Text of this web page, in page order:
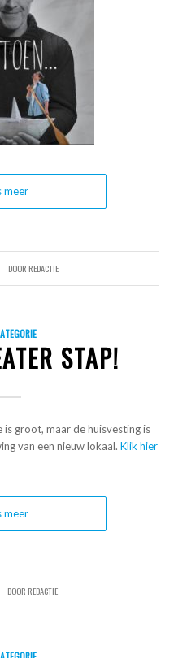
meer
DOOR REDACTIE
STAP!
groot, maar de huisvesting is
van een nieuw lokaal. Klik hier
meer
DOOR REDACTIE